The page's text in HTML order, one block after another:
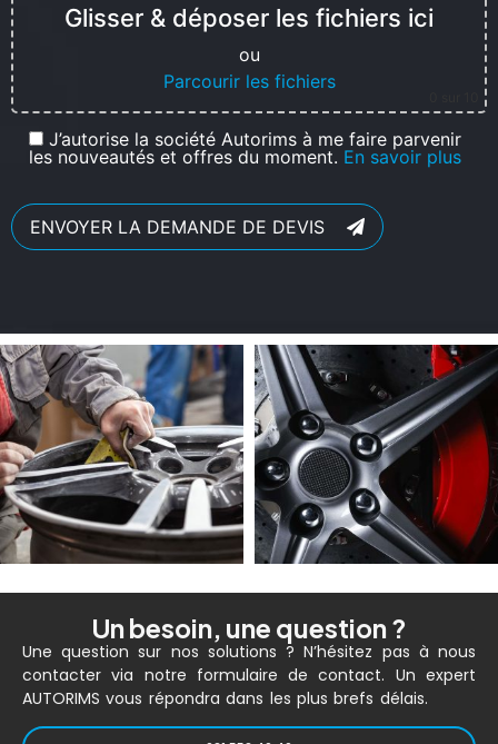
Glisser & déposer les fichiers ici
ou
Parcourir les fichiers
J’autorise la société Autorims à me faire parvenir
les nouveautés et offres du moment. En savoir plus
ENVOYER LA DEMANDE DE DEVIS
Un besoin, une question ?
Une question sur nos solutions ? N’hésitez pas à nous
contacter via notre formulaire de contact. Un expert
AUTORIMS vous répondra dans les plus brefs délais.